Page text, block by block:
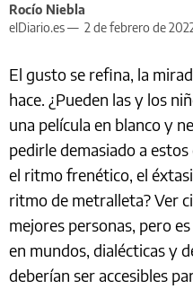
Rocío Niebla
elDiario.es — 2 de febrero de
El gusto se refina, la
hace. ¿Pueden las y los
una película en blanco y
pedirle demasiado a
el ritmo frenético, el
ritmo de metralleta? Ver
mejores personas, pero
en mundos, dialécticas y
deberían ser accesibles